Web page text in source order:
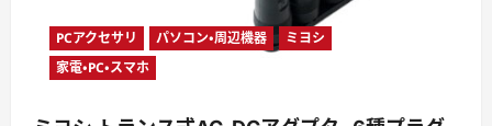
PCアクセサリ パソコン・周辺機器
ミヨシ
家電・PC・スマホ